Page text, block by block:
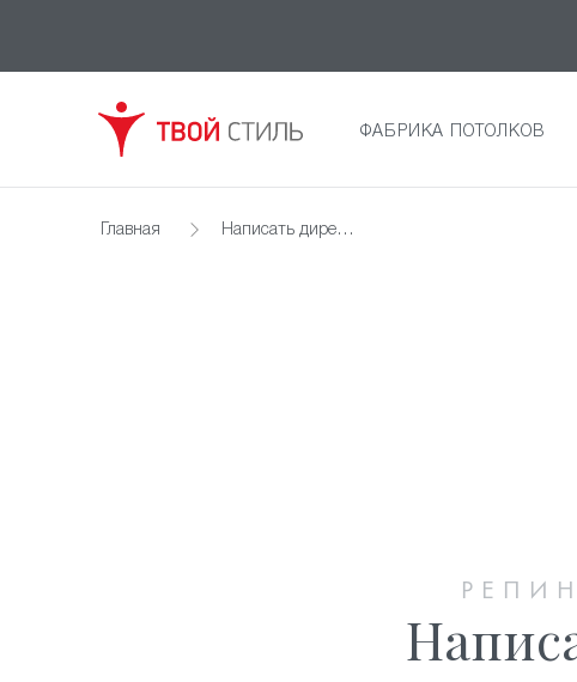
ФАБРИКА ПОТОЛКОВ
Главная Написать директору